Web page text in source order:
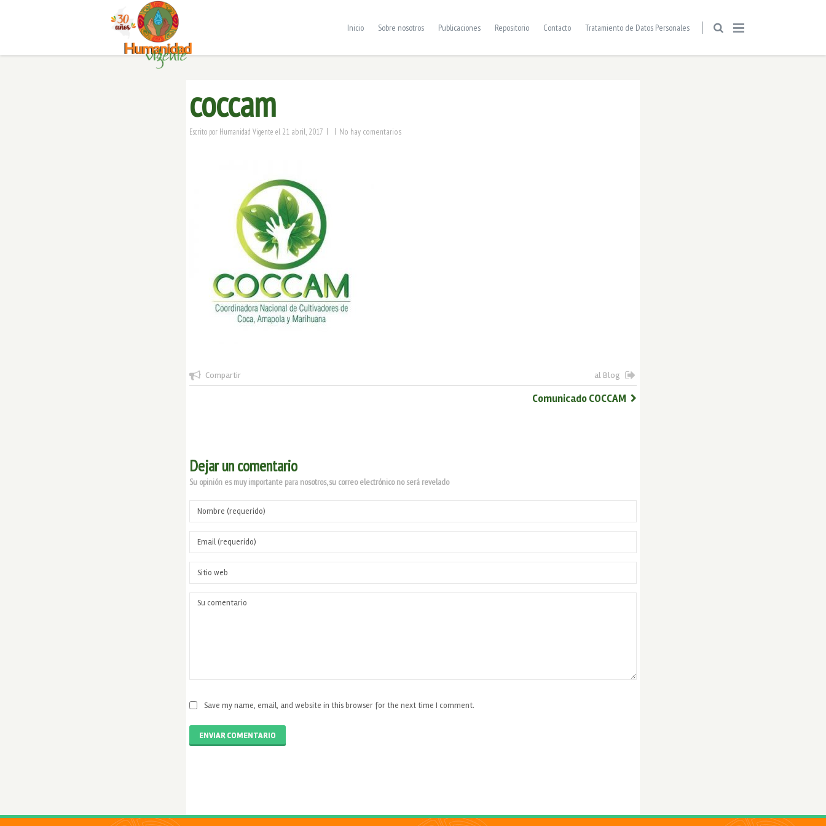
Inicio Sobre nosotros Publicaciones Repositorio Contacto Tratamiento de Datos Personales
coccam
Escrito por Humanidad Vigente el 21 abril, 2017 | | No hay comentarios
Compartir al Blog
Comunicado COCCAM
Dejar un comentario
Su opinión es muy importante para nosotros, su correo electrónico no será revelado
Save my name, email, and website in this browser for the next time I comment.
ENVIAR COMENTARIO